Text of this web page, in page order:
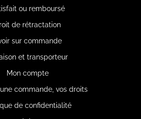
ou remboursé
de rétractation
sur commande
et transporteur
Mon compte
une commande, vos droits
de confidentialité